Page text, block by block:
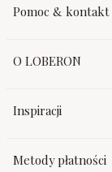
Pomoc & kontakt
O LOBERON
Inspiracji
Metody płatności